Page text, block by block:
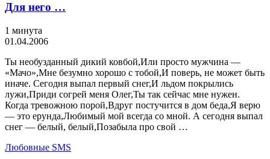
Для него …
1 минута
01.04.2006
Ты необузданный дикий ковбой,Или просто мужчина —
«Мачо»,Мне безумно хорошо с тобой,И поверь, не может быть
иначе. Сегодня выпал первый снег,И льдом покрылись
лужи,Приди согрей меня Олег,Ты так сейчас мне нужен.
Когда тревожною порой,Вдруг постучится в дом беда,Я верю
— это ерунда,Любимый мой всегда со мной. А сегодня выпал
снег — белый, белый,Позабыла про свой …
Любовные SMS